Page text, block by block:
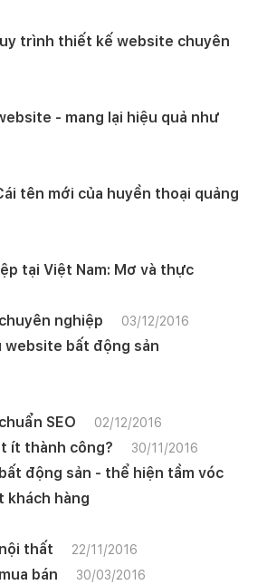
trình thiết kế website chuyên
- mang lại hiệu quả như
tên mới của huyền thoại quảng
tại Việt Nam: Mơ và thực
nghiệp 03/12/2016
website bất động sản
SEO 02/12/2016
ít thành công? 30/11/2016
động sản - thể hiện tầm vóc
khách hàng
thất 22/11/2016
bán 30/03/2016